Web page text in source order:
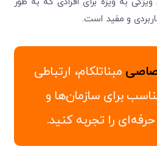
و مفید است.
مبناتلکام، ارتباطی
برای سازمان‌ها و
را تجربه کنید.